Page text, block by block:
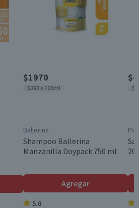
$1970
$263 x 100ml
Ballerina
Shampoo Ballerina
Manzanilla Doypack 750 ml
Agregar
5.0